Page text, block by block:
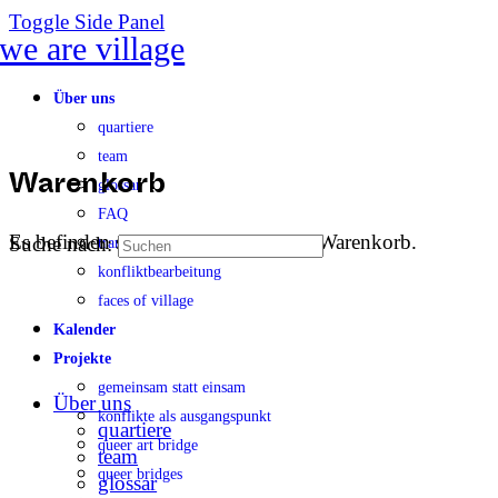
Toggle Side Panel
Über uns
quartiere
team
glossar
FAQ
transparenz
konfliktbearbeitung
faces of village
Kalender
Projekte
gemeinsam statt einsam
konflikte als ausgangspunkt
queer art bridge
queer bridges
Warenkorb
Es befinden sich keine Produkte im Warenkorb.
Suche nach:
Über uns
quartiere
team
glossar